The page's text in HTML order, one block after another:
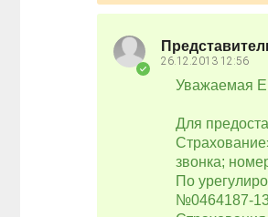
26.12.2013 12:56
Уважаемая
Для
звонка;
По
№0464187-